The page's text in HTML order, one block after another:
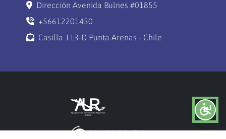
Dirección Avenida Bulnes #01855
+56612201450
Casilla 113-D Punta Arenas - Chile